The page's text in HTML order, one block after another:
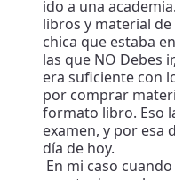
ido a una
libros y material de
chica que estaba
las que NO Debes
era suficiente con
por comprar
formato libro. Eso
examen, y por esa
día de hoy.
En mi caso